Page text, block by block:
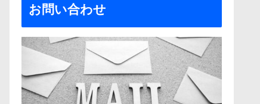
お問い合わせ